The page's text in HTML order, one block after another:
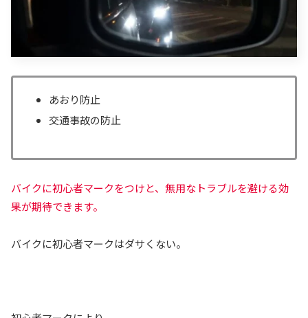
あおり防止
交通事故の防止
バイクに初心者マークをつけと、無用なトラブルを避ける効
果が期待できます。
バイクに初心者マークはダサくない。